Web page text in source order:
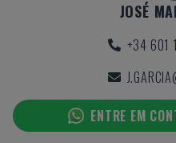
JOSÉ
+34 601
ENTRE EM